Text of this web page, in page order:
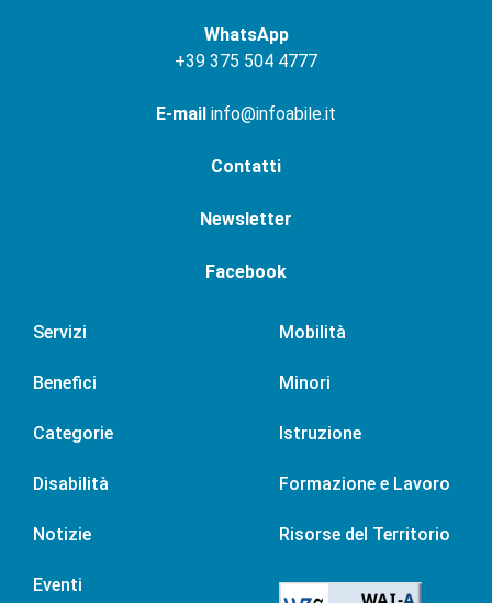
WhatsApp
+39 375 504 4777
E-mail info@infoabile.it
Contatti
Newsletter
Facebook
Servizi
Benefici
Categorie
Disabilità
Notizie
Eventi
Mobilità
Minori
Istruzione
Formazione e Lavoro
Risorse del Territorio